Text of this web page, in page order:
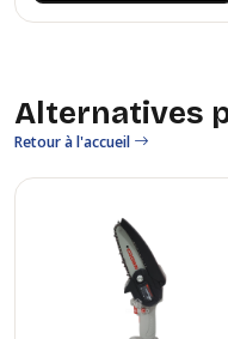
Alternatives
Retour à l'accueil